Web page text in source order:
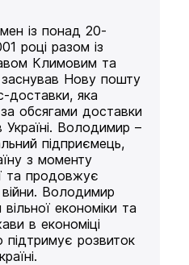
із понад 20-
році разом із
Климовим та
Нову пошту
доставки, яка
обсягами доставки
Володимир –
підприємець,
з моменту
та продовжує
Володимир
економіки та
в економіці
підтримує розвиток